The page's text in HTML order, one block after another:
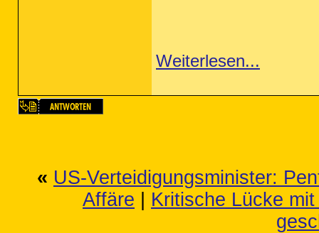
Weiterlesen...
« US-Verteidigungsminister:
Affäre
Kritische Lücke